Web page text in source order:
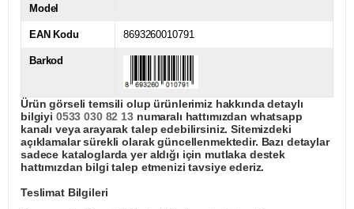
Model
EAN Kodu 8693260010791
Barkod
Ürün görseli temsili olup ürünlerimiz hakkında detaylı
bilgiyi 0533 030 82 13numaralı hattımızdan whatsapp
kanalı veya arayarak talep edebilirsiniz. Sitemizdeki
açıklamalar sürekli olarak güncellenmektedir. Bazı detaylar
sadece kataloglarda yer aldığı için mutlaka destek
hattımızdan bilgi talep etmenizi tavsiye ederiz.
Teslimat Bilgileri